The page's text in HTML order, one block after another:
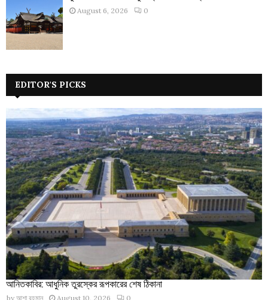
August 6, 2026 0
EDITOR'S PICKS
আনিতকাবির: আধুনিক তুরস্কের রূপকারের শেষ ঠিকানা
by আশা রহমান August 10, 2026 0